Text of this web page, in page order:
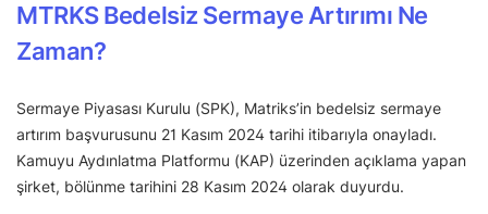
MTRKS Bedelsiz Sermaye Artırımı Ne
Zaman?
Sermaye Piyasası Kurulu (SPK), Matriks’in bedelsiz sermaye
artırım başvurusunu 21 Kasım 2024 tarihi itibarıyla onayladı.
Kamuyu Aydınlatma Platformu (KAP) üzerinden açıklama yapan
şirket, bölünme tarihini 28 Kasım 2024 olarak duyurdu.